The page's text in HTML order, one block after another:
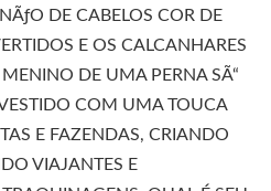
DE CABELOS COR DE
E OS CALCANHARES
DE UMA PERNA SÃ“
COM UMA TOUCA
E FAZENDAS, CRIANDO
VIAJANTES E